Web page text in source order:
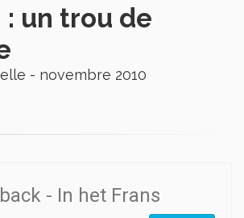
: un trou de
- novembre 2010
- In het Frans